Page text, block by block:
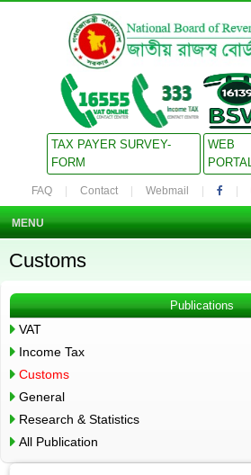
TAX PAYER SURVEY-
FORM
WEB
PORTAL
FAQ Contact Webmail
MENU
Customs
Publications
VAT
Income Tax
Customs
General
Research & Statistics
All Publication